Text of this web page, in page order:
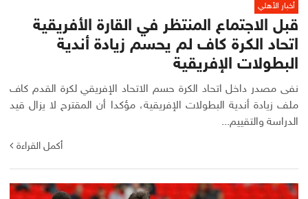
أخبار الأهلي
قبل الاجتماع المنتظر في القارة الأفريقية
اتحاد الكرة كاف لم يحسم زيادة أندية
البطولات الإفريقية
نفى مصدر داخل اتحاد الكرة حسم الاتحاد الإفريقي لكرة القدم كاف
ملف زيادة أندية البطولات الإفريقية، مؤكدا أن المقترح لا يزال قيد
الدراسة والتقييم...
أكمل القراءة